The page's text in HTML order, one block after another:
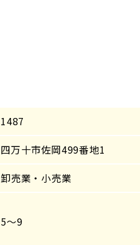
1487
四万十市佐岡499番地1
卸売業・小売業
5～9